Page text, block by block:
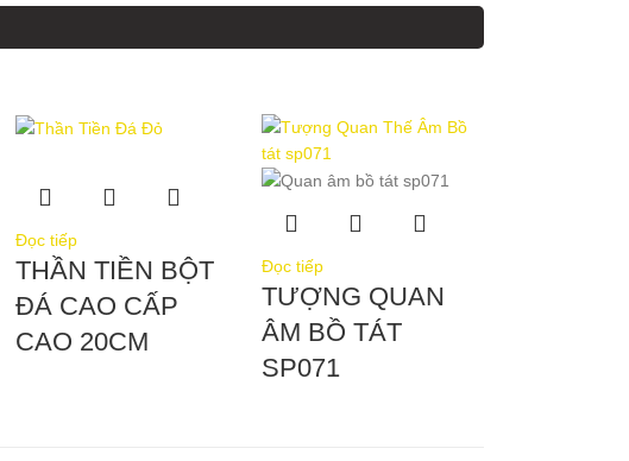
Đọc tiếp
THẦN TIỀN BỘT
ĐÁ CAO CẤP
CAO 20CM
Đọc tiếp
TƯỢNG QUAN
ÂM BỒ TÁT
SP071